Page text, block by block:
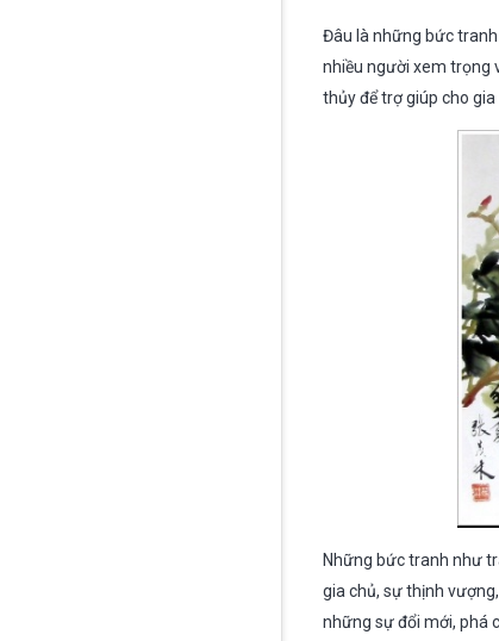
Đâu là những bức
nhiều người xem trọng
thủy để trợ giúp cho gia
Những bức tranh như
gia chủ, sự thịnh
những sự đổi mới, phá